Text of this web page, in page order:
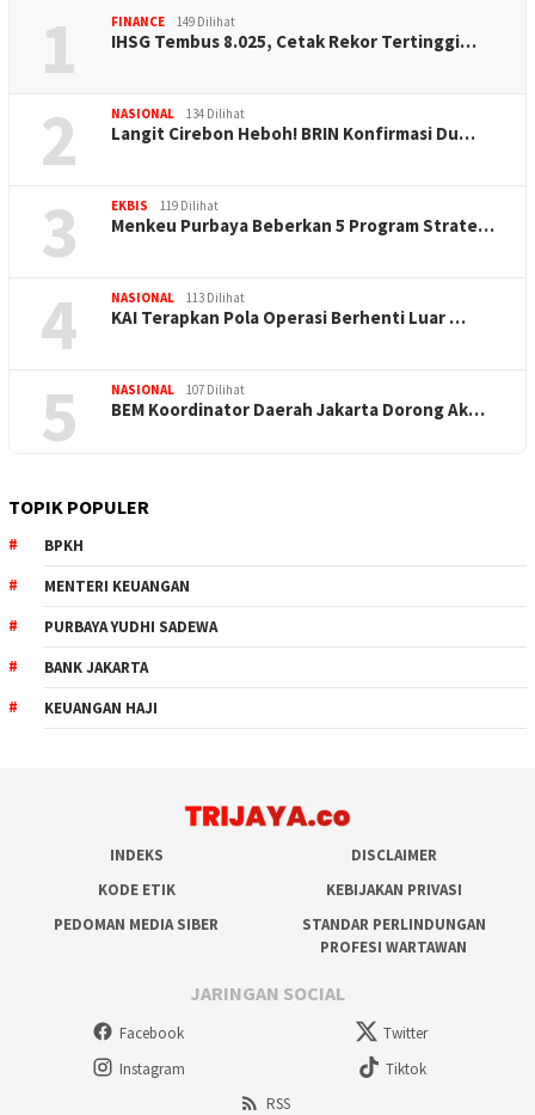
1 FINANCE 149 Dilihat
IHSG Tembus 8.025, Cetak Rekor Tertinggi…
2 NASIONAL 134 Dilihat
Langit Cirebon Heboh! BRIN Konfirmasi Du…
3 EKBIS 119 Dilihat
Menkeu Purbaya Beberkan 5 Program Strate…
4 NASIONAL 113 Dilihat
KAI Terapkan Pola Operasi Berhenti Luar …
5 NASIONAL 107 Dilihat
BEM Koordinator Daerah Jakarta Dorong Ak…
TOPIK POPULER
BPKH
MENTERI KEUANGAN
PURBAYA YUDHI SADEWA
BANK JAKARTA
KEUANGAN HAJI
INDEKS
DISCLAIMER
KODE ETIK
KEBIJAKAN PRIVASI
PEDOMAN MEDIA SIBER
STANDAR PERLINDUNGAN
PROFESI WARTAWAN
JARINGAN SOCIAL
Facebook
Twitter
Instagram
Tiktok
RSS